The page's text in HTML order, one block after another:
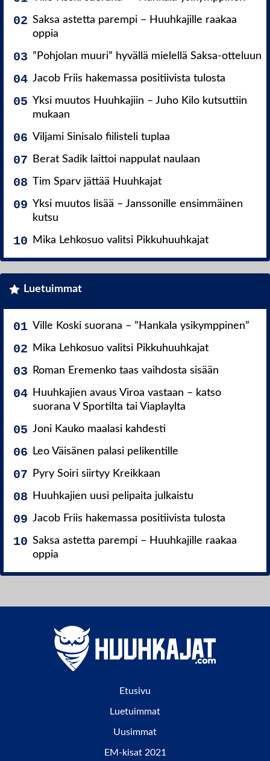
Saksa astetta parempi – Huuhkajille raakaa
oppia
”Pohjolan muuri” hyvällä mielellä Saksa-otteluun
Jacob Friis hakemassa positiivista tulosta
Yksi muutos Huuhkajiin – Juho Kilo kutsuttiin
mukaan
Viljami Sinisalo fiilisteli tuplaa
Berat Sadik laittoi nappulat naulaan
Tim Sparv jättää Huuhkajat
Yksi muutos lisää – Janssonille ensimmäinen
kutsu
Mika Lehkosuo valitsi Pikkuhuuhkajat
Luetuimmat
Ville Koski suorana – ”Hankala ysikymppinen”
Mika Lehkosuo valitsi Pikkuhuuhkajat
Roman Eremenko taas vaihdosta sisään
Huuhkajien avaus Viroa vastaan – katso
suorana V Sportilta tai Viaplaylta
Joni Kauko maalasi kahdesti
Leo Väisänen palasi pelikentille
Pyry Soiri siirtyy Kreikkaan
Huuhkajien uusi pelipaita julkaistu
Jacob Friis hakemassa positiivista tulosta
Saksa astetta parempi – Huuhkajille raakaa
oppia
Etusivu
Luetuimmat
Uusimmat
EM-kisat 2021